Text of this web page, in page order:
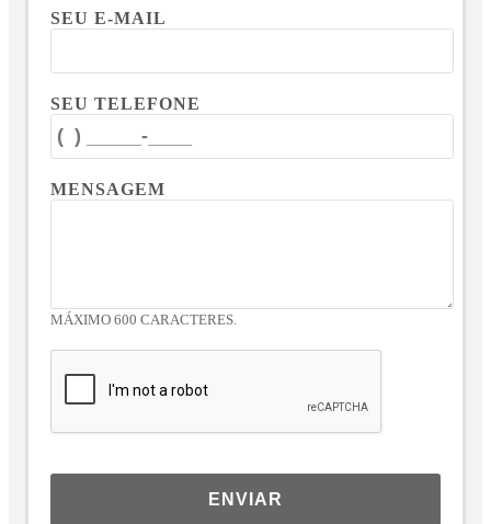
SEU E-MAIL
SEU TELEFONE
MENSAGEM
MÁXIMO 600 CARACTERES.
ENVIAR